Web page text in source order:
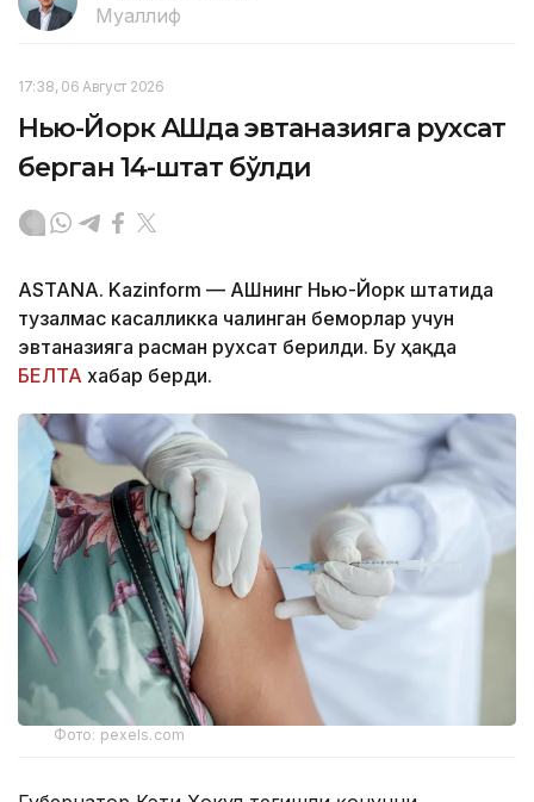
Муаллиф
17:38, 06 Август 2026
Нью-Йорк АҚШда эвтаназияга рухсат
берган 14-штат бўлди
ASTANA. Kazinform — АҚШнинг Нью-Йорк штатида
тузалмас касалликка чалинган беморлар учун
эвтаназияга расман рухсат берилди. Бу ҳақда
БЕЛТА хабар берди.
Фото: pexels.com